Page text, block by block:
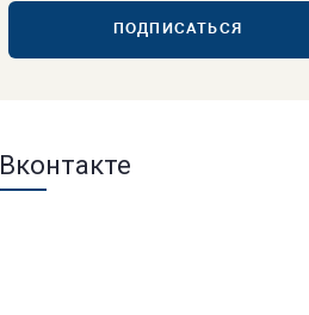
ПОДПИСАТЬСЯ
Вконтакте